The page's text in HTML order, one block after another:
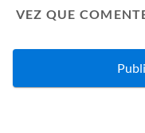
VEZ QUE